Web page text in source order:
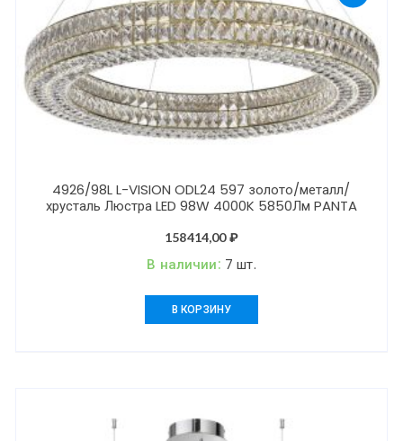
4926/98L L-VISION ODL24 597 золото/металл/
хрусталь Люстра LED 98W 4000K 5850Лм PANTA
158414,00₽
В наличии: 7 шт.
В КОРЗИНУ